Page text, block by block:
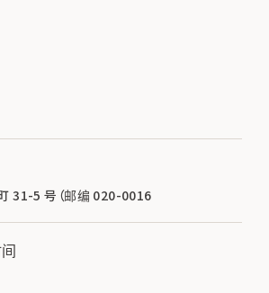
31-5 号（邮编 020-0016